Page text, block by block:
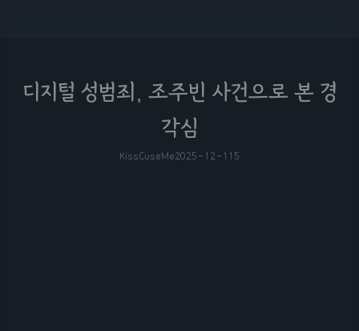
디지털 성범죄, 조주빈 사건으로 본 경
각심
KissCuseMe2025-12-11 5